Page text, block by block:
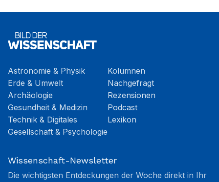
Astronomie & Physik
Erde & Umwelt
Archäologie
Gesundheit & Medizin
Technik & Digitales
Gesellschaft & Psychologie
Kolumnen
Nachgefragt
Rezensionen
Podcast
Lexikon
Wissenschaft-Newsletter
Die wichtigsten Entdeckungen der Woche direkt in Ihr